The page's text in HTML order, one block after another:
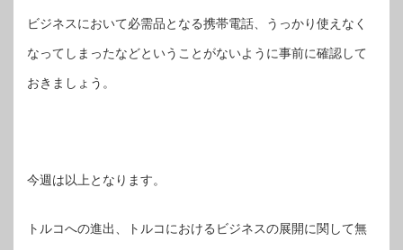
ビジネスにおいて必需品となる携帯電話、うっかり使えなく
なってしまったなどということがないように事前に確認して
おきましょう。
今週は以上となります。
トルコへの進出、トルコにおけるビジネスの展開に関して無